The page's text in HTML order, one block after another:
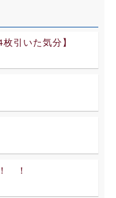
引いた気分】
！